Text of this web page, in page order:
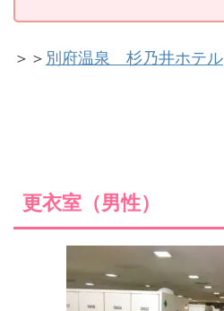
＞＞ 別府温泉 杉乃井ホテル
更衣室（男性）